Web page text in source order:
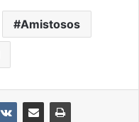
Amistosos